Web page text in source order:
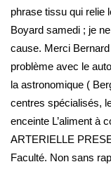
phrase tissu qui relie
Boyard samedi ; je
cause. Merci
problème avec le
la astronomique (
centres spécialisés,
enceinte L’aliment à
ARTERIELLE
Faculté. Non sans